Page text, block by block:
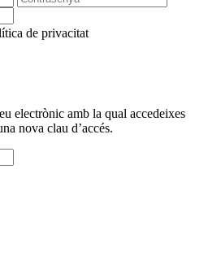
de privacitat
electrònic amb la qual accedeixes
nova clau d’accés.